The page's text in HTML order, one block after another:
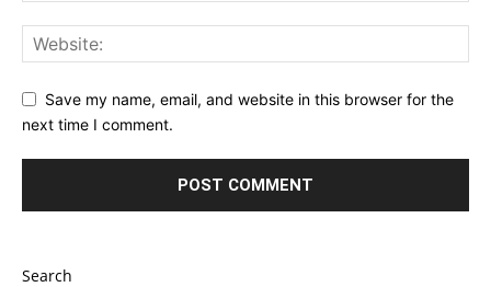
Save my name, email, and website in this browser for the
next time I comment.
Search